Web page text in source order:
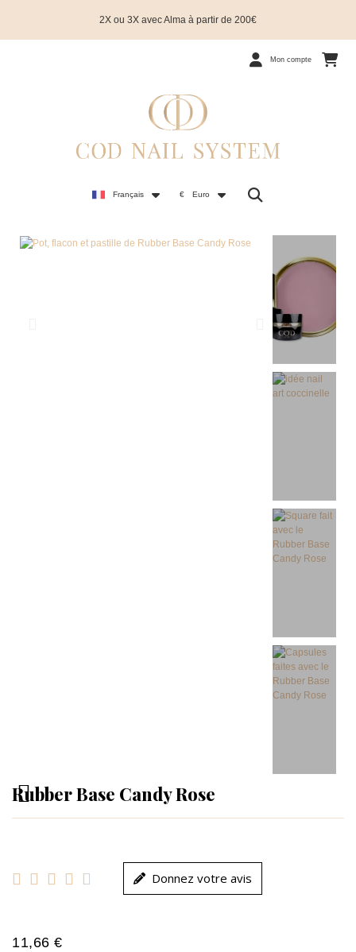
2X ou 3X avec Alma à partir de 200€
Mon compte
Français € Euro
Rubber Base Candy Rose
     Donnez votre avis
11,66 €